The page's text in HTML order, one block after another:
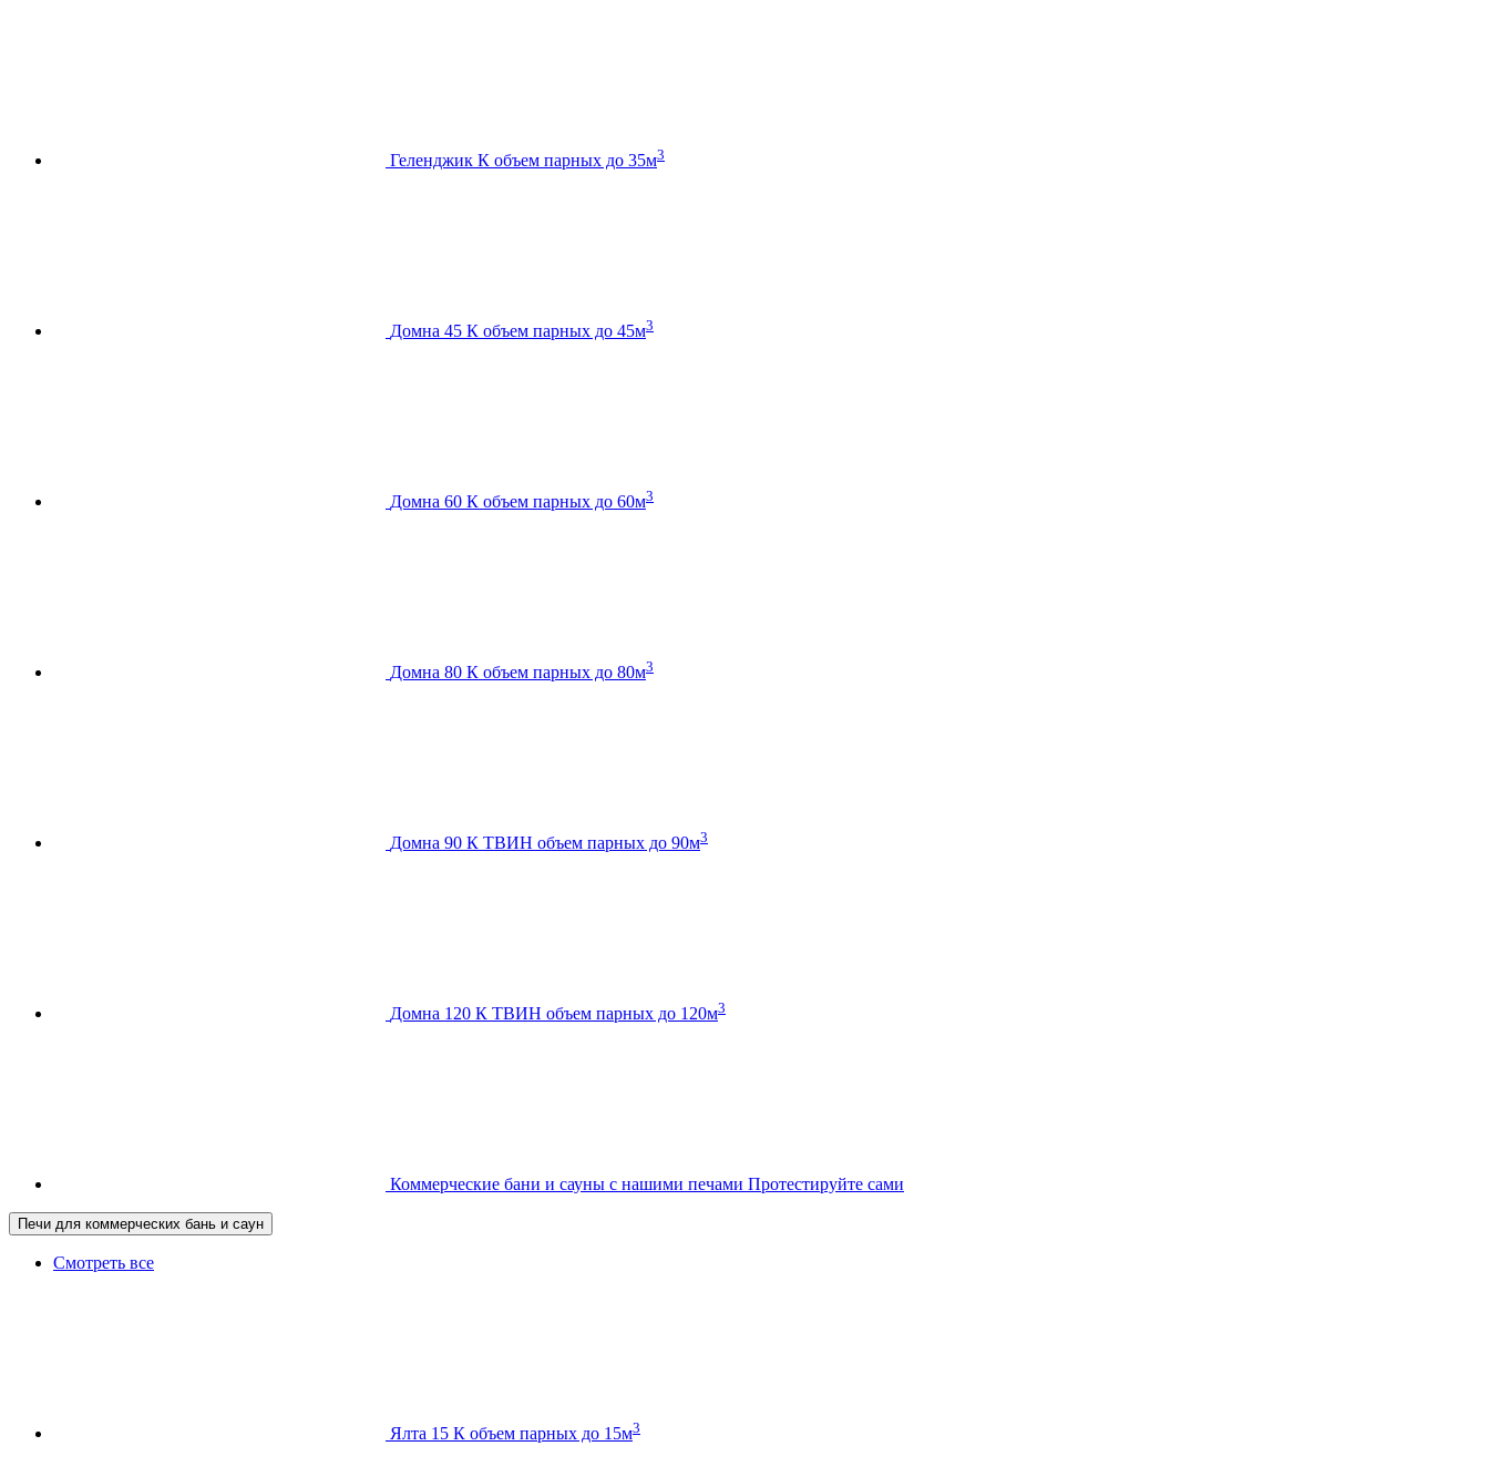
Геленджик К объем парных до 35м3
Домна 45 К объем парных до 45м3
Домна 60 К объем парных до 60м3
Домна 80 К объем парных до 80м3
Домна 90 К ТВИН объем парных до 90м3
Домна 120 К ТВИН объем парных до 120м3
Коммерческие бани и сауны с нашими печами Протестируйте сами
Печи для коммерческих бань и саун
Смотреть все
Ялта 15 К объем парных до 15м3